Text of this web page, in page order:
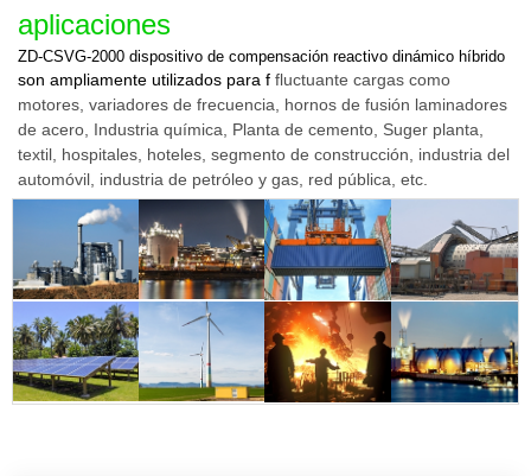
aplicaciones
ZD-CSVG-2000 dispositivo de compensación reactivo dinámico híbrido
son ampliamente utilizados para f fluctuante cargas como
motores, variadores de frecuencia, hornos de fusión laminadores
de acero, Industria química, Planta de cemento, Suger planta,
textil, hospitales, hoteles, segmento de construcción, industria del
automóvil, industria de petróleo y gas, red pública, etc.